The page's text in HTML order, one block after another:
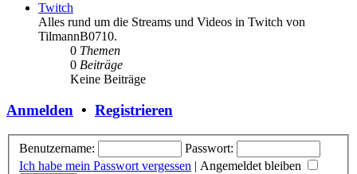
Twitch
Alles rund um die Streams und Videos in Twitch von
TilmannB0710.
0 Themen
0 Beiträge
Keine Beiträge
Anmelden • Registrieren
Benutzername:
Passwort:
Ich habe mein Passwort vergessen | Angemeldet bleiben